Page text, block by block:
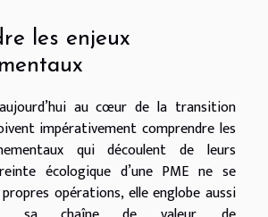
les enjeux
au cœur de la transition
impérativement comprendre les
qui découlent de leurs
écologique d’une PME ne se
opérations, elle englobe aussi